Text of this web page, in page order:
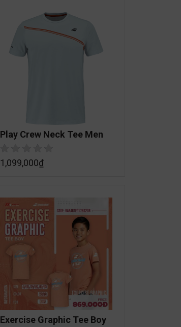
Play Crew Neck Tee Men
1,099,000₫
Exercise Graphic Tee Boy